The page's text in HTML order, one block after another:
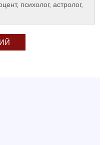
психолог, астролог,